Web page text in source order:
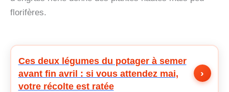
florifères.
Ces deux légumes du potager à semer
avant fin avril : si vous attendez mai,
votre récolte est ratée
›